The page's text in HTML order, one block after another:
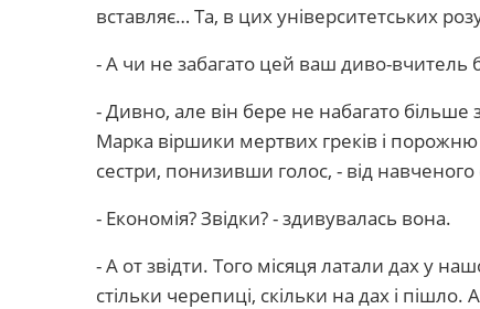
вставляє… Та, в цих університетських
- А чи не забагато цей ваш диво-вчитель
- Дивно, але він бере не набагато
Марка віршики мертвих греків і
сестри, понизивши голос, - від
- Економія? Звідки? - здивувалась вона.
- А от звідти. Того місяця латали дах у
стільки черепиці, скільки на дах і